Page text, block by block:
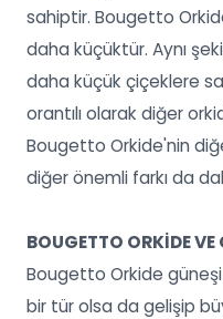
sahiptir. Bougetto
daha küçüktür. Aynı
daha küçük çiçeklere
orantılı olarak diğer
Bougetto Orkide'nin
diğer önemli farkı da
BOUGETTO ORKİDE VE
Bougetto Orkide
bir tür olsa da gelişip